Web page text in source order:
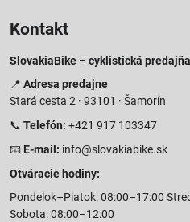
Kontakt
SlovakiaBike – cyklistická
📍 Adresa predajne
Stará cesta 2 · 93101 · Šamorín
📞 Telefón: +421 917 103347
📧 E-mail: info@slovakiabike.sk
Otváracie hodiny:
Pondelok–Piatok: 08:00–17:00
Sobota: 08:00–12:00